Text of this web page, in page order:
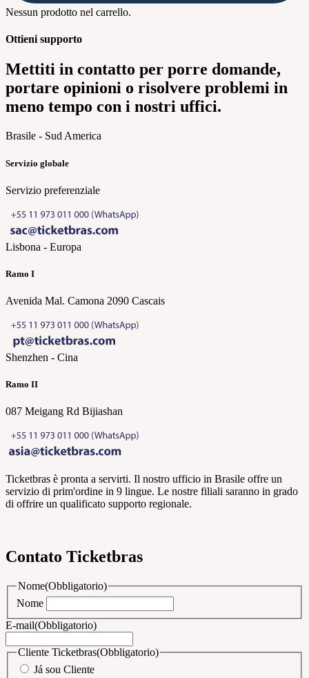
Nessun prodotto nel carrello.
Ottieni supporto
Mettiti in contatto per porre domande,
portare opinioni o risolvere problemi in
meno tempo con i nostri uffici.
Brasile - Sud America
Servizio globale
Servizio preferenziale
Lisbona - Europa
Ramo I
Avenida Mal. Camona 2090 Cascais
Shenzhen - Cina
Ramo II
087 Meigang Rd Bijiashan
Ticketbras è pronta a servirti. Il nostro ufficio in Brasile offre un
servizio di prim'ordine in 9 lingue. Le nostre filiali saranno in grado
di offrire un qualificato supporto regionale.​
Contato Ticketbras
Nome(Obbligatorio)
Nome
E-mail(Obbligatorio)
Cliente Ticketbras(Obbligatorio)
Já sou Cliente